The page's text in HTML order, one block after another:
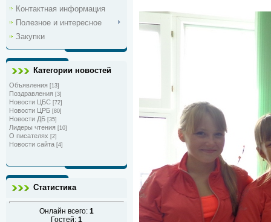
Контактная информация
Полезное и интересное
Закупки
Категории новостей
Объявления [13]
Поздравления [3]
Новости ЦБС [72]
Новости ЦРБ [80]
Новости ДБ [35]
Лидеры чтения [10]
О писателях [2]
Новости сайта [4]
Статистика
Онлайн всего: 1
Гостей: 1